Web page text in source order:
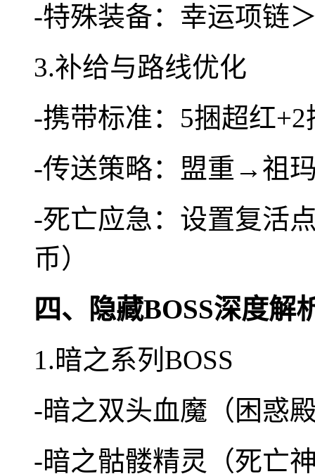
-特殊装备：幸运项链
3.补给与路线优化
-携带标准：5捆超红
-传送策略：盟重→祖
-死亡应急：设置复活
币）
四、隐藏BOSS深度解
1.暗之系列BOSS
-暗之双头血魔（困惑
-暗之骷髅精灵（死亡